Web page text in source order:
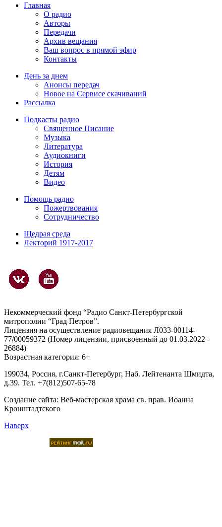
Главная
О радио
Авторы
Передачи
Архив вещания
Ваш вопрос в прямой эфир
Контакты
День за днем
Анонсы передач
Новое на Сервисе скачиваний
Рассылка
Подкасты радио
Священное Писание
Музыка
Литература
Аудиокниги
История
Детям
Видео
Помощь радио
Пожертвования
Сотрудничество
Щедрая среда
Лекторий 1917-2017
Некоммерческий фонд “Радио Санкт-Петербургской
митрополии “Град Петров”.
Лицензия на осуществление радиовещания Л033-00114-
77/00059372 (Номер лицензии, присвоенный до 01.03.2022 -
26884)
Возрастная категория: 6+
199034, Россия, г.Санкт-Петербург, Наб. Лейтенанта Шмидта,
д.39. Тел. +7(812)507-65-78
Создание сайта: Веб-мастерская храма св. прав. Иоанна
Кронштадтского
Наверх